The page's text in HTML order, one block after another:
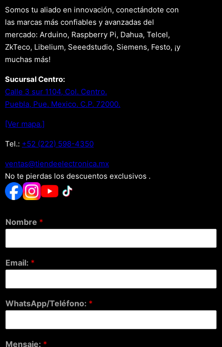
Somos tu aliado en innovación, conectándote con
las marcas más confiables y avanzadas del
mercado: Arduino, Raspberry Pi, Dahua, Telcel,
ZkTeco, Libelium, Seeedstudio, Siemens, Festo, ¡y
muchas más!
Sucursal Centro:
Calle 3 sur 1104, Col. Centro.
Puebla, Pue. Mexico. C.P. 72000.
[Ver mapa.]
Tel.: +52 (222) 598-4350
xm.acinortceleedneit@satnev
No te pierdas los descuentos exclusivos .
Nombre *
Email: *
WhatsApp/Teléfono: *
Mensaje: *